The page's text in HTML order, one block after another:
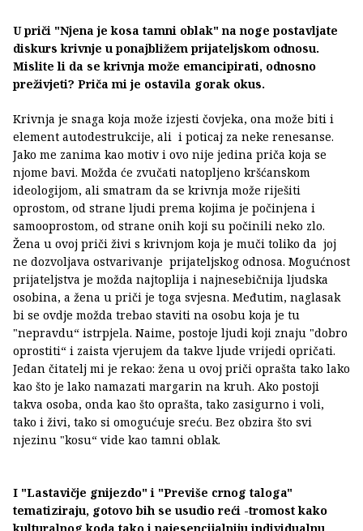
U priči "Njena je kosa tamni oblak" na noge postavljate
diskurs krivnje u ponajbližem prijateljskom odnosu.
Mislite li da se krivnja može emancipirati, odnosno
preživjeti? Priča mi je ostavila gorak okus.
Krivnja je snaga koja može izjesti čovjeka, ona može biti i
element autodestrukcije, ali i poticaj za neke renesanse.
Jako me zanima kao motiv i ovo nije jedina priča koja se
njome bavi. Možda će zvučati natopljeno kršćanskom
ideologijom, ali smatram da se krivnja može riješiti
oprostom, od strane ljudi prema kojima je počinjena i
samooprostom, od strane onih koji su počinili neko zlo.
Žena u ovoj priči živi s krivnjom koja je muči toliko da joj
ne dozvoljava ostvarivanje prijateljskog odnosa. Mogućnost
prijateljstva je možda najtoplija i najnesebičnija ljudska
osobina, a žena u priči je toga svjesna. Međutim, naglasak
bi se ovdje možda trebao staviti na osobu koja je tu
"nepravdu“ istrpjela. Naime, postoje ljudi koji znaju "dobro
oprostiti“ i zaista vjerujem da takve ljude vrijedi opričati.
Jedan čitatelj mi je rekao: žena u ovoj priči oprašta tako lako
kao što je lako namazati margarin na kruh. Ako postoji
takva osoba, onda kao što oprašta, tako zasigurno i voli,
tako i živi, tako si omogućuje sreću. Bez obzira što svi
njezinu "kosu“ vide kao tamni oblak.
I "Lastavičje gnijezdo" i "Previše crnog taloga"
tematiziraju, gotovo bih se usudio reći -tromost kako